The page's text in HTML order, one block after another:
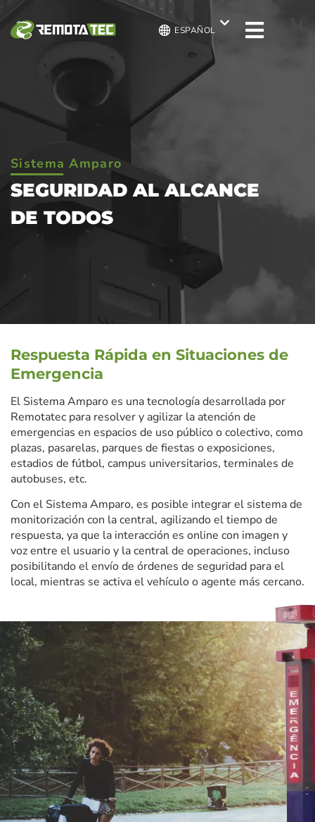
ESPAÑOL
Sistema Amparo
SEGURIDAD AL ALCANCE
DE TODOS
Respuesta Rápida en Situaciones de
Emergencia
El Sistema Amparo es una tecnología desarrollada por
Remotatec para resolver y agilizar la atención de
emergencias en espacios de uso público o colectivo, como
plazas, pasarelas, parques de fiestas o exposiciones,
estadios de fútbol, campus universitarios, terminales de
autobuses, etc.
Con el Sistema Amparo, es posible integrar el sistema de
monitorización con la central, agilizando el tiempo de
respuesta, ya que la interacción es online con imagen y
voz entre el usuario y la central de operaciones, incluso
posibilitando el envío de órdenes de seguridad para el
local, mientras se activa el vehículo o agente más cercano.